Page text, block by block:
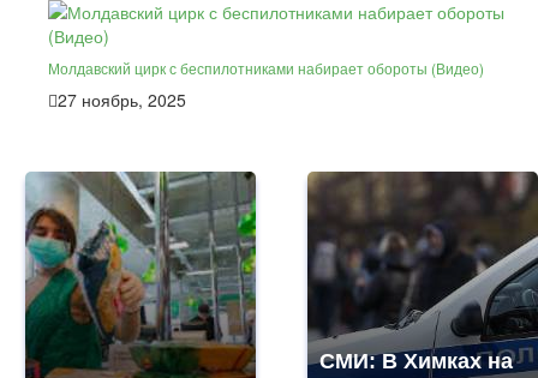
Молдавский цирк с беспилотниками набирает обороты (Видео)
27 ноябрь, 2025
СМИ: В Химках на